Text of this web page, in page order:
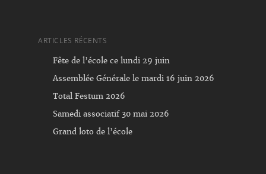
ARTICLES RÉCENTS
Fête de l’école ce lundi 29 juin
Assemblée Générale le mardi 16 juin 2026
Total Festum 2026
Samedi associatif 30 mai 2026
Grand loto de l’école